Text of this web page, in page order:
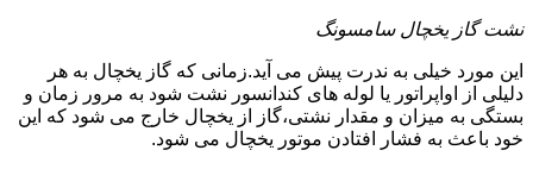
نشت گاز یخچال سامسونگ
این مورد خیلی به ندرت پیش می آید.زمانی که گاز یخچال به هر
دلیلی از اواپراتور یا لوله های کندانسور نشت شود به مرور زمان و
بستگی به میزان و مقدار نشتی،گاز از یخچال خارج می شود که این
خود باعث به فشار افتادن موتور یخچال می شود.